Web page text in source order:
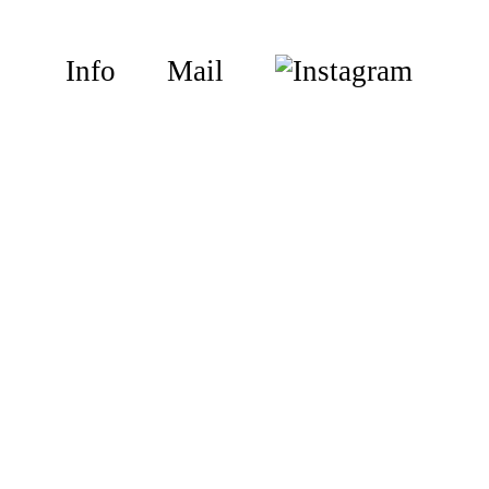
Info Mail